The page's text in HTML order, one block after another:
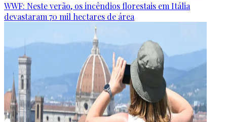
WWF: Neste verão, os incêndios florestais em Itália
devastaram 70 mil hectares de área